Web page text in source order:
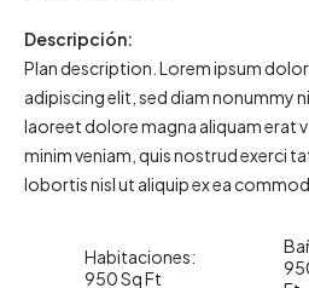
Descripción:
Plan description. Lorem ipsum
adipiscing elit, sed diam nonummy
laoreet dolore magna aliquam erat
minim veniam, quis nostrud exerci
lobortis nisl ut aliquip ex ea
Habitaciones:
950 Sq Ft